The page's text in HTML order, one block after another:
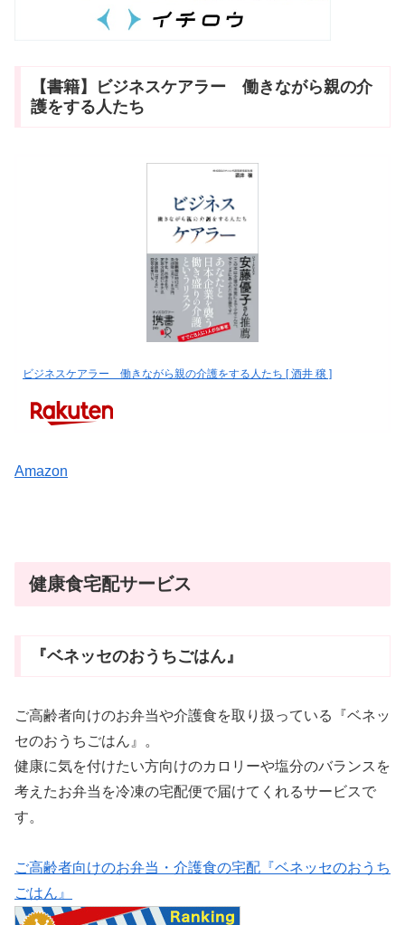
【書籍】ビジネスケアラー 働きながら親の介
護をする人たち
ビジネスケアラー 働きながら親の介護をする人たち [ 酒井 穣 ]
Amazon
健康食宅配サービス
『ベネッセのおうちごはん』
ご高齢者向けのお弁当や介護食を取り扱っている『ベネッ
セのおうちごはん』。
健康に気を付けたい方向けのカロリーや塩分のバランスを
考えたお弁当を冷凍の宅配便で届けてくれるサービスで
す。
ご高齢者向けのお弁当・介護食の宅配『ベネッセのおうち
ごはん』